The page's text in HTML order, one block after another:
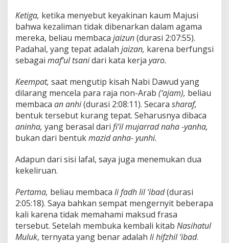
Ketiga, ketika menyebut keyakinan kaum Majusi
bahwa kezaliman tidak dibenarkan dalam agama
mereka, beliau membaca jaizun(durasi 2:07:55).
Padahal, yang tepat adalah jaizan, karena berfungsi
sebagai maf‘ul tsanidari kata kerja yaro.
Keempat, saat mengutip kisah Nabi Dawud yang
dilarang mencela para raja non-Arab (‘ajam), beliau
membaca an anhi(durasi 2:08:11). Secara sharaf,
bentuk tersebut kurang tepat. Seharusnya dibaca
aninha, yang berasal dari fi‘il mujarrad naha -yanha,
bukan dari bentukmazid anha- yunhi.
Adapun dari sisi lafal, saya juga menemukan dua
kekeliruan.
Pertama, beliau membaca li fadh lil ‘ibad(durasi
2:05:18). Saya bahkan sempat mengernyit beberapa
kali karena tidak memahami maksud frasa
tersebut. Setelah membuka kembali kitab Nasihatul
Muluk, ternyata yang benar adalah li hifzhil ‘ibad.